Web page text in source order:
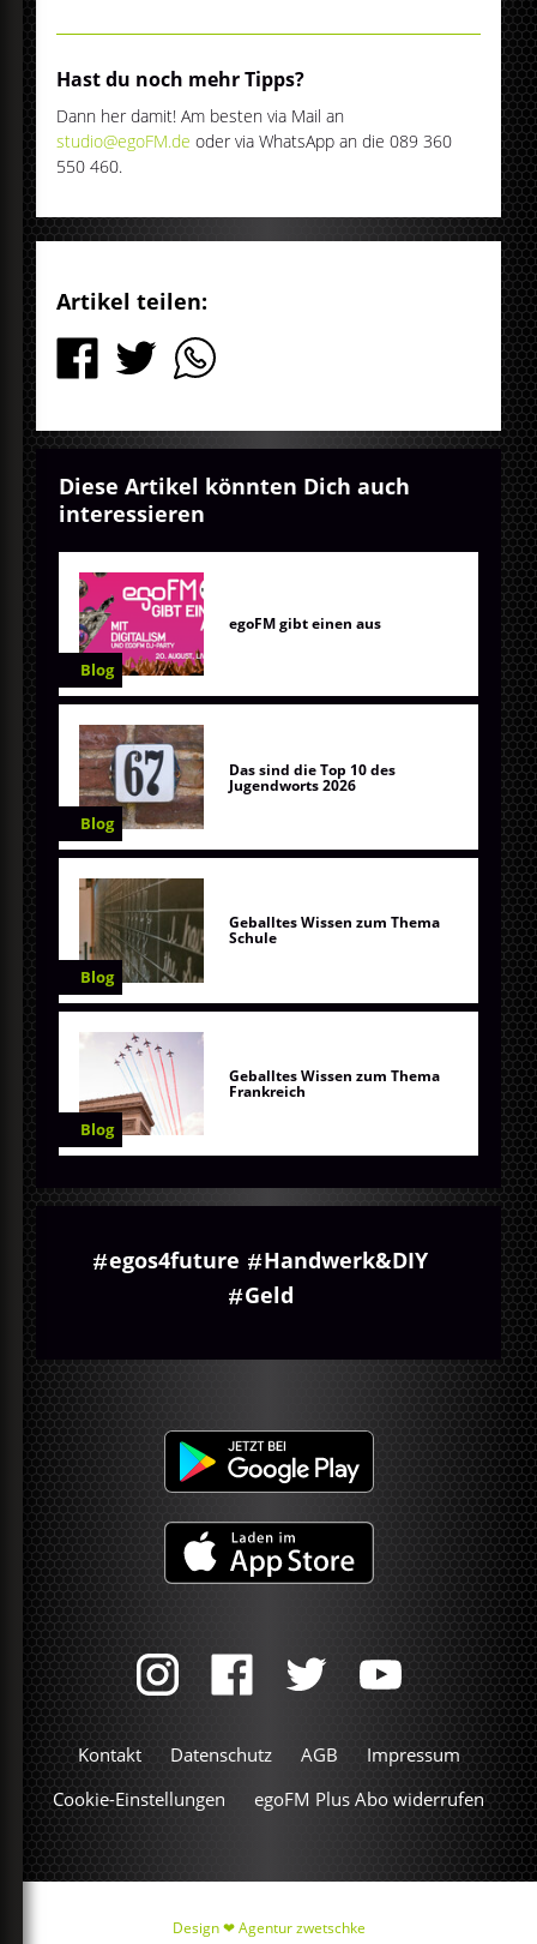
Hast du noch mehr Tipps?
Dann her damit! Am besten via Mail an
studio@egoFM.de oder via WhatsApp an die 089 360
550 460.
Artikel teilen:
Diese Artikel könnten Dich auch
interessieren
Blog
egoFM gibt einen aus
Blog
Das sind die Top 10 des
Jugendworts 2026
Blog
Geballtes Wissen zum Thema
Schule
Blog
Geballtes Wissen zum Thema
Frankreich
egos4future
Handwerk&DIY
Geld
Kontakt Datenschutz AGB
Impressum
Cookie-Einstellungen
egoFM Plus Abo widerrufen
Design ❤Agentur zwetschke